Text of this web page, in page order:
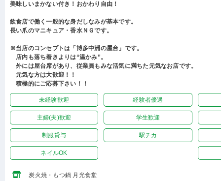
美味しいまかない付き！おかわり自由！
飲食店で働く一般的な身だしなみが基本です。
長い爪のマニキュア・香水ＮＧです。
※当店のコンセプトは「博多中洲の屋台」です。
店内も落ち着きよりは“温かみ”。
外には屋台席があり、従業員もみな活気に満ちた元気なお店です。
元気な方は大歓迎！！
積極的にご応募下さい！！
未経験歓迎 経験者優遇
主婦(夫)歓迎 学生歓迎
制服貸与 駅チカ
ネイルOK
炭火焼・もつ鍋 月光食堂